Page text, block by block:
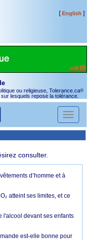
[English ]
ou religieuse, Tolerance.ca®
lesquels repose la tolérance.
Toggle
consulter.
d’homme et à
atteint ses limites, et ce
l'alcool devant ses enfants
est-elle bonne pour